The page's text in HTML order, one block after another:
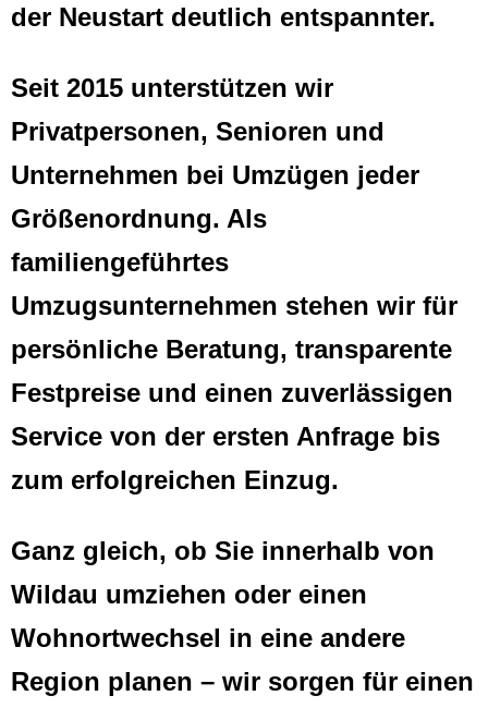
der Neustart deutlich entspannter.
Seit 2015 unterstützen wir
Privatpersonen, Senioren und
Unternehmen bei Umzügen jeder
Größenordnung. Als
familiengeführtes
Umzugsunternehmen stehen wir für
persönliche Beratung, transparente
Festpreise und einen zuverlässigen
Service von der ersten Anfrage bis
zum erfolgreichen Einzug.
Ganz gleich, ob Sie innerhalb von
Wildau umziehen oder einen
Wohnortwechsel in eine andere
Region planen – wir sorgen für einen